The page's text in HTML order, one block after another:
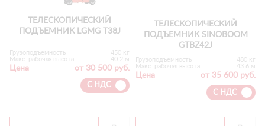
ТЕЛЕСКОПИЧЕСКИЙ
ПОДЪЕМНИК LGMG T38J
Грузоподъемность
450 кг
Макс. рабочая высота
40.2 м
Цена от 30 500 руб.
С НДС
ТЕЛЕСКОПИЧЕСКИЙ
ПОДЪЕМНИК SINOBOOM
GTBZ42J
Грузоподъемность
480 кг
Макс. рабочая высота
43.6 м
Цена от 35 600 руб.
С НДС